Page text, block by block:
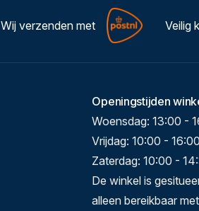
Wij verzenden met Veilig
Openingstijden
Woensdag: 13:00 -
Vrijdag: 10:00 -
Zaterdag: 10:00 -
De winkel is
alleen bereikbaar